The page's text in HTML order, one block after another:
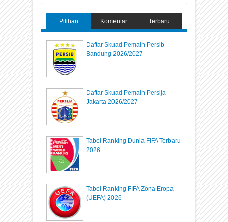
Pilihan Komentar Terbaru
Daftar Skuad Pemain Persib
Bandung 2026/2027
Daftar Skuad Pemain Persija
Jakarta 2026/2027
Tabel Ranking Dunia FIFA Terbaru
2026
Tabel Ranking FIFA Zona Eropa
(UEFA) 2026